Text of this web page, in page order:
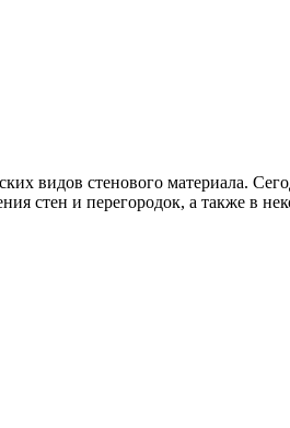
видов стенового материала.
стен и перегородок, а также в